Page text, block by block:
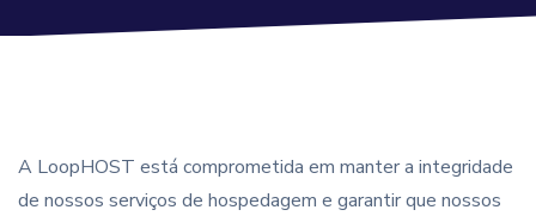
A LoopHOST está comprometida em manter a integridade
de nossos serviços de hospedagem e garantir que nossos